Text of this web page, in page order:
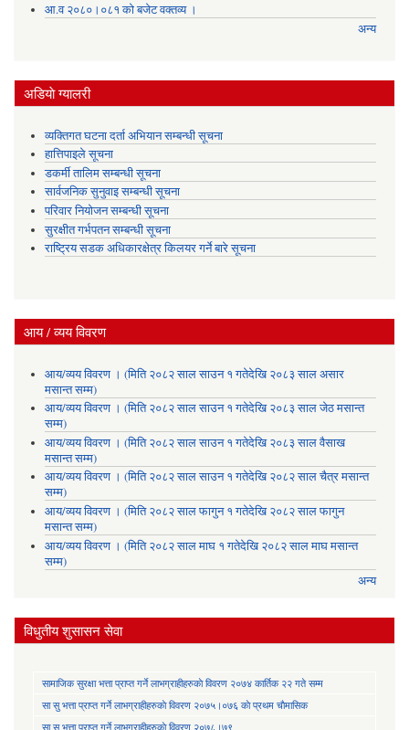
आ.व २०८०।०८१ को बजेट वक्तव्य ।
अन्य
अडियाे ग्यालरी
व्यक्तिगत घटना दर्ता अभियान सम्बन्धी सूचना
हात्तिपाइले सूचना
डकर्मी तालिम सम्बन्धी सूचना
सार्वजनिक सुनुवाइ सम्बन्धी सूचना
परिवार नियोजन सम्बन्धी सूचना
सुरक्षीत गर्भपतन सम्बन्धी सूचना
राष्ट्रिय सडक अधिकारक्षेत्र किलयर गर्ने बारे सूचना
आय / व्यय विवरण
आय/व्यय विवरण । (मिति २०८२ साल साउन १ गतेदेखि २०८३ साल असार
मसान्त सम्म)
आय/व्यय विवरण । (मिति २०८२ साल साउन १ गतेदेखि २०८३ साल जेठ मसान्त
सम्म)
आय/व्यय विवरण । (मिति २०८२ साल साउन १ गतेदेखि २०८३ साल वैसाख
मसान्त सम्म)
आय/व्यय विवरण । (मिति २०८२ साल साउन १ गतेदेखि २०८२ साल चैत्र मसान्त
सम्म)
आय/व्यय विवरण । (मिति २०८२ साल फागुन १ गतेदेखि २०८२ साल फागुन
मसान्त सम्म)
आय/व्यय विवरण । (मिति २०८२ साल माघ १ गतेदेखि २०८२ साल माघ मसान्त
सम्म)
अन्य
विधुतीय शुसासन सेवा
सामाजिक सुरक्षा भत्ता प्राप्त गर्ने लाभग्राहीहरुकाे विवरण २०७४ कार्तिक २२ गते सम्म
सा‍ सु भत्ता प्राप्त गर्ने लाभग्राहीहरुकाे विवरण २०७५।०७६ काे प्रथम चाैमासिक
सा‍ सु भत्ता प्राप्त गर्ने लाभग्राहीहरुकाे विवरण २०७८।७९